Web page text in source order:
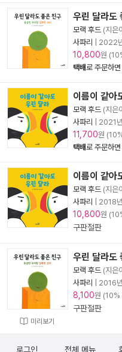
우린 달라도
모랙 후드 (지은
사파리
2022
10,800원
택배로 주문하면
이름이 같아
모랙 후드 (지은
사파리
2021
11,700원
택배로 주문하면
이름이 같아
모랙 후드 (지은
사파리
2018
10,800원
구판절판
미리보기
우린 달라도
모랙 후드 (지은
사파리
2016
8,100원
구판절판
로그인 전체 메뉴